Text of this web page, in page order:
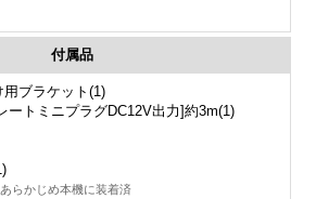
付属品
ブラケット(1)
ートミニプラグDC12V出力]約3m(1)
らかじめ本機に装着済